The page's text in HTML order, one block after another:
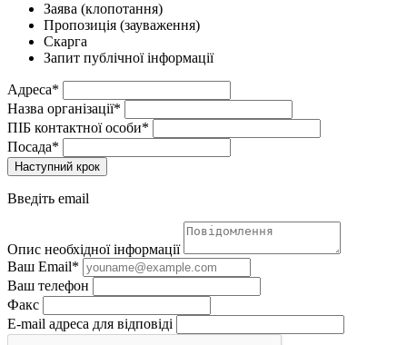
Заява (клопотання)
Пропозиція (зауваження)
Скарга
Запит публічної інформації
Адреса*
Назва організації*
ПІБ контактної особи*
Посада*
Наступний крок
Введіть email
Опис необхідної інформації
Ваш Email*
Ваш телефон
Факс
E-mail адреса для відповіді